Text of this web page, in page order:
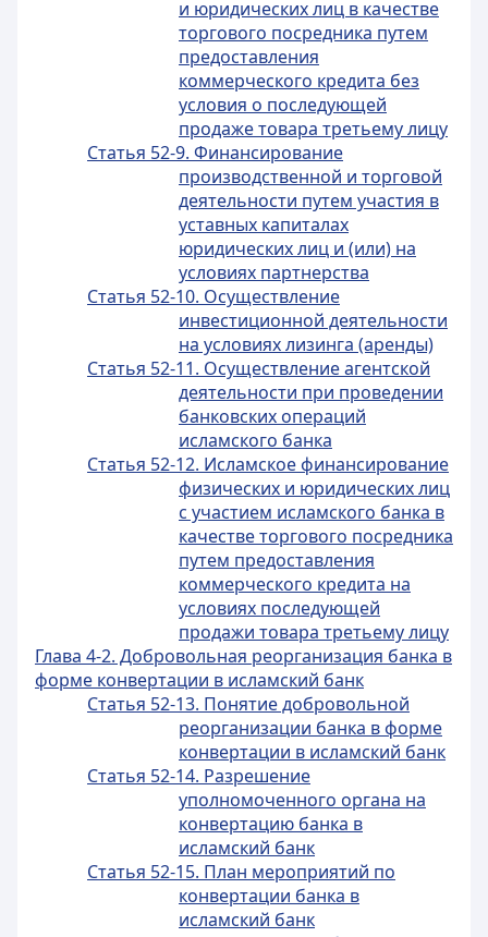
и юридических лиц в качестве
торгового посредника путем
предоставления
коммерческого кредита без
условия о последующей
продаже товара третьему лицу
Статья 52-9. Финансирование
производственной и торговой
деятельности путем участия в
уставных капиталах
юридических лиц и (или) на
условиях партнерства
Статья 52-10. Осуществление
инвестиционной деятельности
на условиях лизинга (аренды)
Статья 52-11. Осуществление агентской
деятельности при проведении
банковских операций
исламского банка
Статья 52-12. Исламское финансирование
физических и юридических лиц
с участием исламского банка в
качестве торгового посредника
путем предоставления
коммерческого кредита на
условиях последующей
продажи товара третьему лицу
Глава 4-2. Добровольная реорганизация банка в
форме конвертации в исламский банк
Статья 52-13. Понятие добровольной
реорганизации банка в форме
конвертации в исламский банк
Статья 52-14. Разрешение
уполномоченного органа на
конвертацию банка в
исламский банк
Статья 52-15. План мероприятий по
конвертации банка в
исламский банк